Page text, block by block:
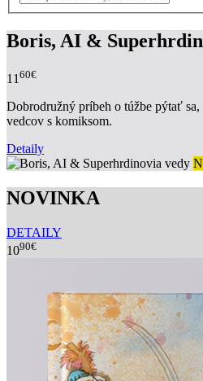
Boris, AI &
11 60€
Dobrodružný príbeh o túžbe pýtať
vedcov s komiksom.
Detaily
NOVINKA
DETAILY
1090€